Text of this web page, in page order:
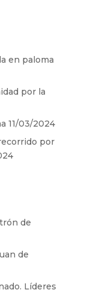
en paloma
por la
11/03/2024
por
de
de
Líderes